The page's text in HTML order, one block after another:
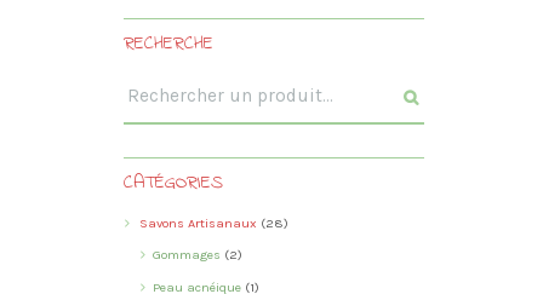
RECHERCHE
CATÉGORIES
Savons Artisanaux (28)
Gommages (2)
Peau acnéique (1)